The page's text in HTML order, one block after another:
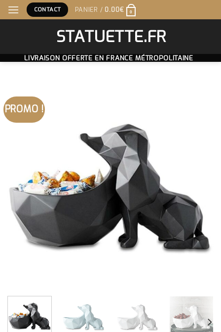
Skip
to
CONTACT PANIER / 0.00€ 0
STATUETTE.FR
LIVRAISON OFFERTE EN FRANCE MÉTROPOLITAINE
PROMO !